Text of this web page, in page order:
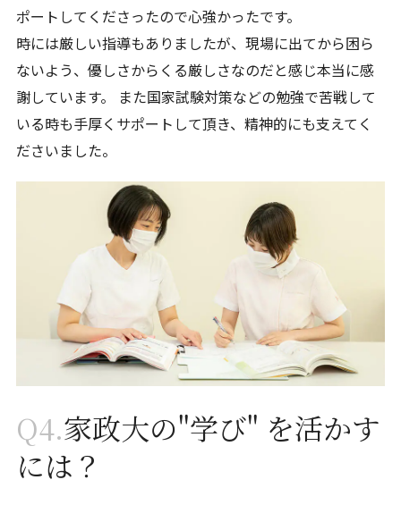
ポートしてくださったので心強かったです。
時には厳しい指導もありましたが、現場に出てから困ら
ないよう、優しさからくる厳しさなのだと感じ本当に感
謝しています。 また国家試験対策などの勉強で苦戦して
いる時も手厚くサポートして頂き、精神的にも支えてく
ださいました。
Q4.家政大の"学び" を活かす
には？